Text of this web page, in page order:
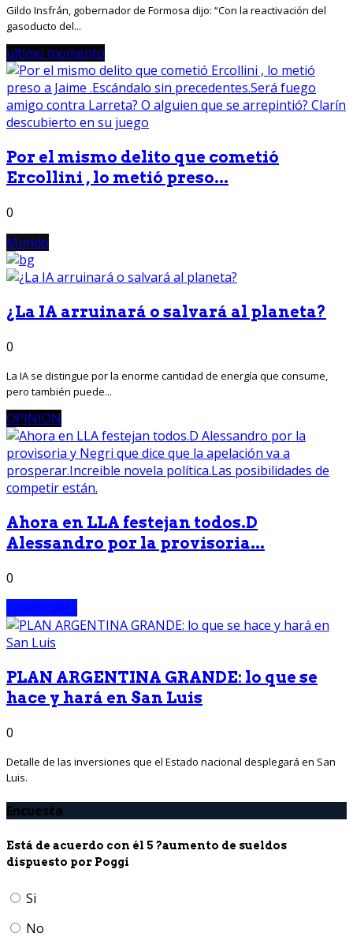
Gildo Insfrán, gobernador de Formosa dijo: “Con la reactivación del
gasoducto del...
ultimo momento
Por el mismo delito que cometió
Ercollini , lo metió preso...
0
Mundo
¿La IA arruinará o salvará al planeta?
0
La IA se distingue por la enorme cantidad de energía que consume,
pero también puede...
OPINION
Ahora en LLA festejan todos.D
Alessandro por la provisoria...
0
PLAN ARGENTINA GRANDE: lo que se
hace y hará en San Luis
0
Detalle de las inversiones que el Estado nacional desplegará en San
Luis.
Encuesta
Está de acuerdo con él 5 ?aumento de sueldos
dispuesto por Poggi
Si
No